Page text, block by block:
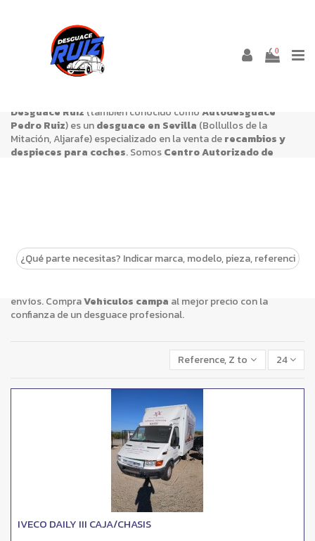
0
VEHÍCULOS CAMPA
Desguace Ruiz (también conocido comoAutodesguace
Pedro Ruiz) es undesguace en Sevilla (Bollullos de la
Mitación, Aljarafe) especializado en la venta derecambios y
despieces para coches. SomosCentro Autorizado de
asesorarte antes de la compra.
envíos. CompraVehículos campa al mejor precio con la
confianza de un desguace profesional.
Reference, Z to A 24
IVECO DAILY III CAJA/CHASIS